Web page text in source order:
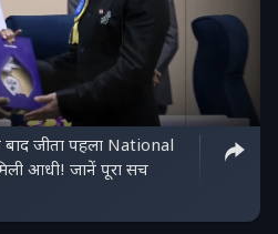
जीता पहला National
आधी! जानें पूरा सच